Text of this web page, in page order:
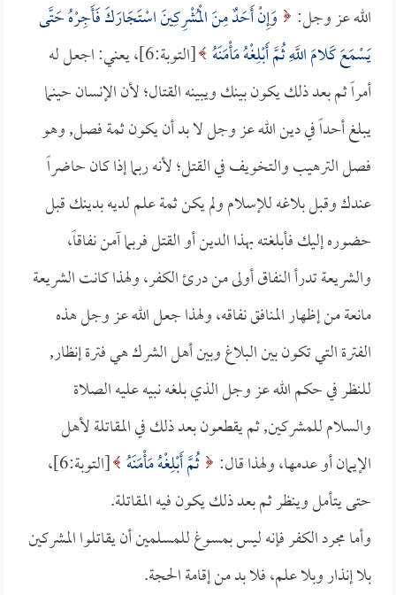
الله عز وجل:
وَإِنْ أَحَدٌ مِنَ الْمُشْرِكِينَ اسْتَجَارَكَ فَأَجِرْهُ حَتَّى
يَسْمَعَ كَلامَ اللَّهِ ثُمَّ أَبْلِغْهُ مَأْمَنَهُ
[التوبة:6]، يعني: اجعل له
أمراً ثم بعد ذلك يكون بينك ويبينه القتال؛ لأن الإنسان حينما
يبلغ أحداً في دين الله عز وجل لا بد أن يكون ثمة فصل, وهو
فصل الترهيب والتخويف في القتل؛ لأنه ربما إذا كان حاضراً
عندك وقبل بلاغه للإسلام ولم يكن ثمة علم لديه بدينك قبل
حضوره إليك فأبلغته بهذا الدين أو القتل فربما آمن نفاقاً،
والشريعة تدرأ النفاق أولى من درئ الكفر، ولهذا كانت الشريعة
مانعة من إظهار المنافق نفاقه، ولهذا جعل الله عز وجل هذه
الفترة التي تكون بين البلاغ وبين أهل الشرك هي فترة إنظار,
للنظر في حكم الله عز وجل الذي بلغه نبيه عليه الصلاة
والسلام للمشركين, ثم يقطعون بعد ذلك في المقاتلة لأهل
الإيمان أو عدمها، ولهذا قال: ثُمَّ أَبْلِغْهُ مَأْمَنَهُ
[التوبة:6]،
حتى يتأمل وينظر ثم بعد ذلك يكون فيه المقاتلة.
وأما مجرد الكفر فإنه ليس بمسوغ للمسلمين أن يقاتلوا المشركين
بلا إنذار وبلا علم، فلا بد من إقامة الحجة.